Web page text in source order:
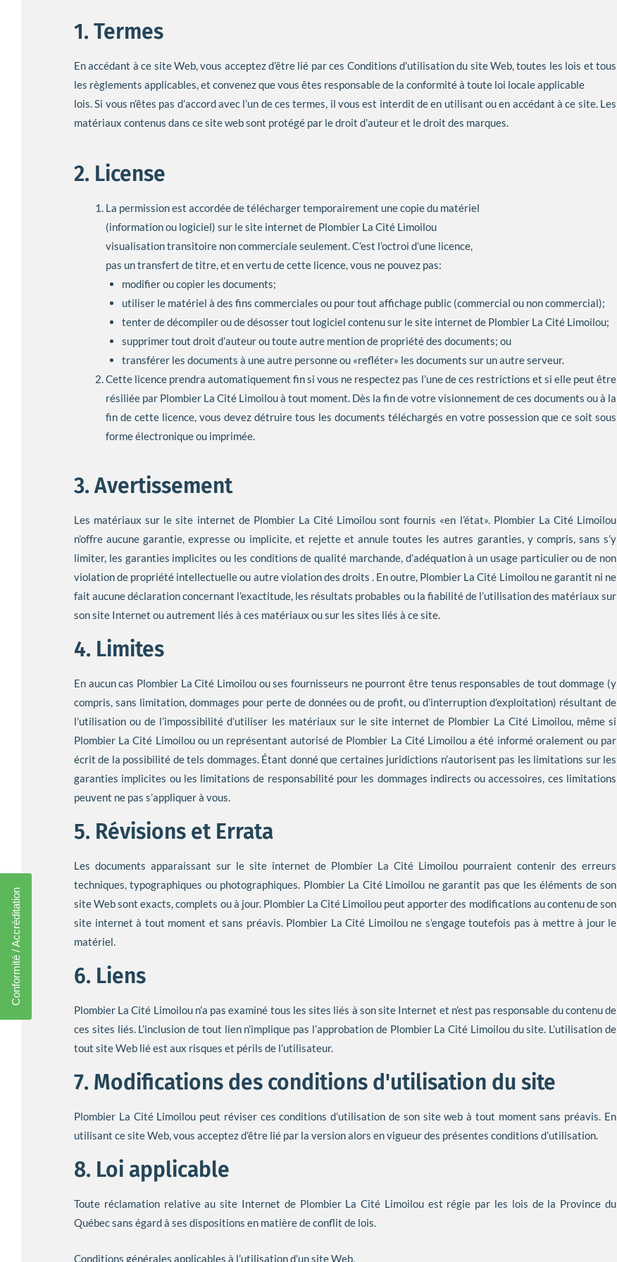
1. Termes
En accédant à ce site Web, vous acceptez d’être lié par ces Conditions d’utilisation du site Web, toutes les lois et tous
les règlements applicables, et convenez que vous êtes responsable de la conformité à toute loi locale applicable
lois. Si vous n’êtes pas d’accord avec l’un de ces termes, il vous est interdit de en utilisant ou en accédant à ce site. Les
matériaux contenus dans ce site web sont protégé par le droit d’auteur et le droit des marques.
2. License
La permission est accordée de télécharger temporairement une copie du matériel
(information ou logiciel) sur le site internet de Plombier La Cité Limoilou
visualisation transitoire non commerciale seulement. C’est l’octroi d’une licence,
pas un transfert de titre, et en vertu de cette licence, vous ne pouvez pas:
modifier ou copier les documents;
utiliser le matériel à des fins commerciales ou pour tout affichage public (commercial ou non commercial);
tenter de décompiler ou de désosser tout logiciel contenu sur le site internet de Plombier La Cité Limoilou;
supprimer tout droit d’auteur ou toute autre mention de propriété des documents; ou
transférer les documents à une autre personne ou «refléter» les documents sur un autre serveur.
Cette licence prendra automatiquement fin si vous ne respectez pas l’une de ces restrictions et si elle peut être
résiliée par Plombier La Cité Limoilou à tout moment. Dès la fin de votre visionnement de ces documents ou à la
fin de cette licence, vous devez détruire tous les documents téléchargés en votre possession que ce soit sous
forme électronique ou imprimée.
3. Avertissement
Les matériaux sur le site internet de Plombier La Cité Limoilou sont fournis «en l’état». Plombier La Cité Limoilou
n’offre aucune garantie, expresse ou implicite, et rejette et annule toutes les autres garanties, y compris, sans s’y
limiter, les garanties implicites ou les conditions de qualité marchande, d’adéquation à un usage particulier ou de non
violation de propriété intellectuelle ou autre violation des droits . En outre, Plombier La Cité Limoilou ne garantit ni ne
fait aucune déclaration concernant l’exactitude, les résultats probables ou la fiabilité de l’utilisation des matériaux sur
son site Internet ou autrement liés à ces matériaux ou sur les sites liés à ce site.
4. Limites
En aucun cas Plombier La Cité Limoilou ou ses fournisseurs ne pourront être tenus responsables de tout dommage (y
compris, sans limitation, dommages pour perte de données ou de profit, ou d’interruption d’exploitation) résultant de
l’utilisation ou de l’impossibilité d’utiliser les matériaux sur le site internet de Plombier La Cité Limoilou, même si
Plombier La Cité Limoilou ou un représentant autorisé de Plombier La Cité Limoilou a été informé oralement ou par
écrit de la possibilité de tels dommages. Étant donné que certaines juridictions n’autorisent pas les limitations sur les
garanties implicites ou les limitations de responsabilité pour les dommages indirects ou accessoires, ces limitations
peuvent ne pas s’appliquer à vous.
5. Révisions et Errata
Les documents apparaissant sur le site internet de Plombier La Cité Limoilou pourraient contenir des erreurs
techniques, typographiques ou photographiques. Plombier La Cité Limoilou ne garantit pas que les éléments de son
site Web sont exacts, complets ou à jour. Plombier La Cité Limoilou peut apporter des modifications au contenu de son
site internet à tout moment et sans préavis. Plombier La Cité Limoilou ne s’engage toutefois pas à mettre à jour le
matériel.
6. Liens
Plombier La Cité Limoilou n’a pas examiné tous les sites liés à son site Internet et n’est pas responsable du contenu de
ces sites liés. L’inclusion de tout lien n’implique pas l’approbation de Plombier La Cité Limoilou du site. L’utilisation de
tout site Web lié est aux risques et périls de l’utilisateur.
7. Modifications des conditions d'utilisation du site
Plombier La Cité Limoilou peut réviser ces conditions d’utilisation de son site web à tout moment sans préavis. En
utilisant ce site Web, vous acceptez d’être lié par la version alors en vigueur des présentes conditions d’utilisation.
8. Loi applicable
Toute réclamation relative au site Internet de Plombier La Cité Limoilou est régie par les lois de la Province du
Québec sans égard à ses dispositions en matière de conflit de lois.
Conditions générales applicables à l’utilisation d’un site Web.
Conformité / Accréditation